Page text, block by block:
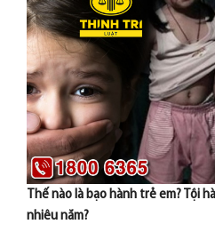
Thế nào là bạo hành trẻ em? Tội
nhiêu năm?